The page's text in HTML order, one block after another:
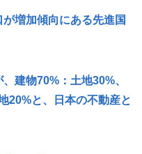
増加傾向にある先進国
建物70%：土地30%、
20%と、日本の不動産と